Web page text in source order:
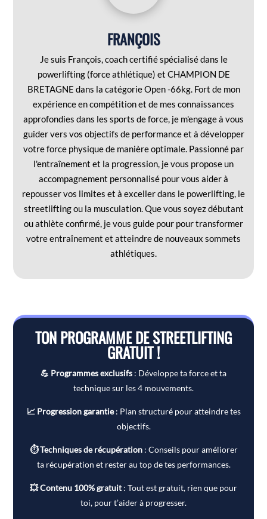
FRANÇOIS
Je suis François, coach certifié spécialisé dans le
powerlifting (force athlétique) et CHAMPION DE
BRETAGNE dans la catégorie Open -66kg. Fort de mon
expérience en compétition et de mes connaissances
approfondies dans les sports de force, je m'engage à vous
guider vers vos objectifs de performance et à développer
votre force physique de manière optimale. Passionné par
l'entraînement et la progression, je vous propose un
accompagnement personnalisé pour vous aider à
repousser vos limites et à exceller dans le powerlifting, le
streetlifting ou la musculation. Que vous soyez débutant
ou athlète confirmé, je vous guide pour pour transformer
votre entraînement et atteindre de nouveaux sommets
athlétiques.
TON PROGRAMME DE STREETLIFTING
GRATUIT !
💪 Programmes exclusifs : Développe ta force et ta
technique sur les 4 mouvements.
📈 Progression garantie: Plan structuré pour atteindre tes
objectifs.
⏱ Techniques de récupération : Conseils pour améliorer
ta récupération et rester au top de tes performances.
💥 Contenu 100% gratuit: Tout est gratuit, rien que pour
toi, pour t’aider à progresser.